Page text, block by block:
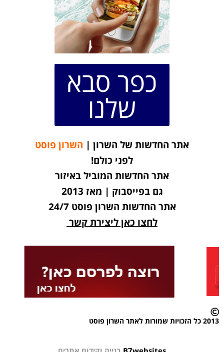
כפר סבא
שלנו
אתר החדשות של השרון | השרון פוסט
לפני כולם!
אתר החדשות המוביל באיזור
גם בפייסבוק | מאז 2013
אתר החדשות השרון פוסט 24/7
לחצו כאן ליצירת קשר
2013 כל הזכויות שמורות לאתר השרון פוסט